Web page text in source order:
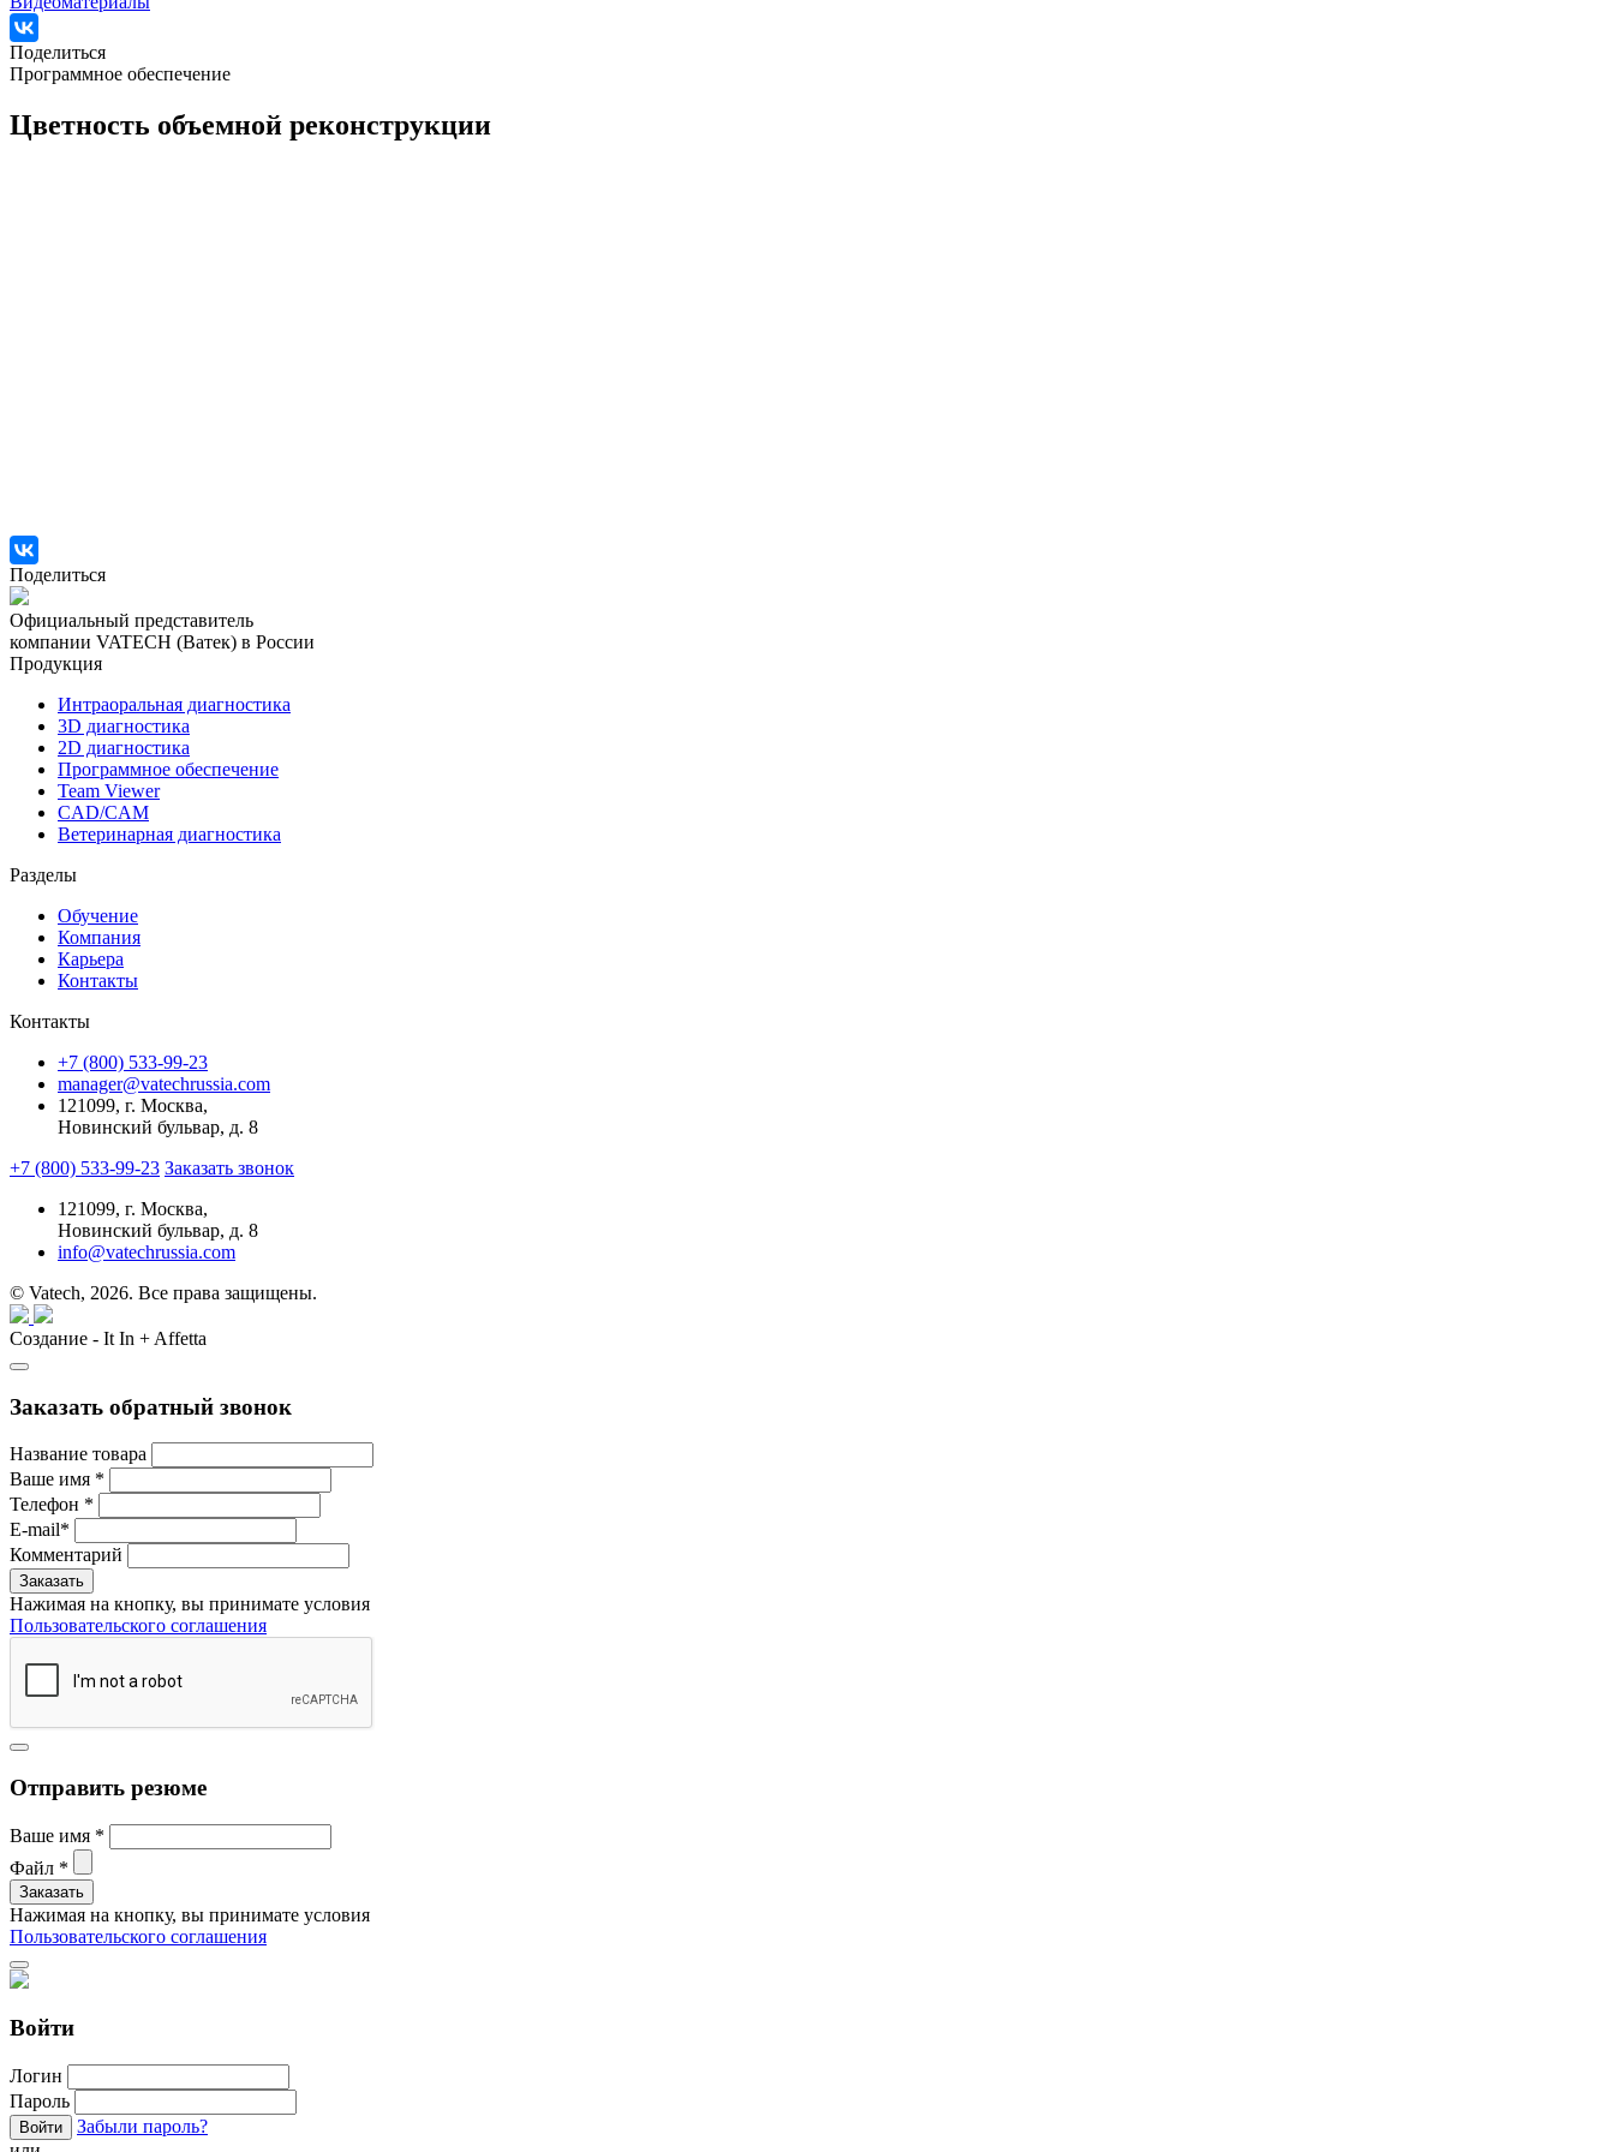
Поделиться
Программное обеспечение
Цветность объемной реконструкции
Поделиться
Официальный представитель
компании VATECH (Ватек) в России
Продукция
Интраоральная диагностика
3D диагностика
2D диагностика
Программное обеспечение
Team Viewer
CAD/CAM
Ветеринарная диагностика
Разделы
Обучение
Компания
Карьера
Контакты
Контакты
+7 (800) 533-99-23
manager@vatechrussia.com
121099, г. Москва,
Новинский бульвар, д. 8
+7 (800) 533-99-23 Заказать звонок
121099, г. Москва,
Новинский бульвар, д. 8
info@vatechrussia.com
© Vatech, 2026. Все права защищены.
Создание - It In + Affetta
Заказать обратный звонок
Название товара
Ваше имя *
Телефон *
E-mail*
Комментарий
Нажимая на кнопку, вы принимате условия
Пользовательского соглашения
Отправить резюме
Ваше имя *
Файл *
Нажимая на кнопку, вы принимате условия
Пользовательского соглашения
Войти
Логин
Пароль
Забыли пароль?